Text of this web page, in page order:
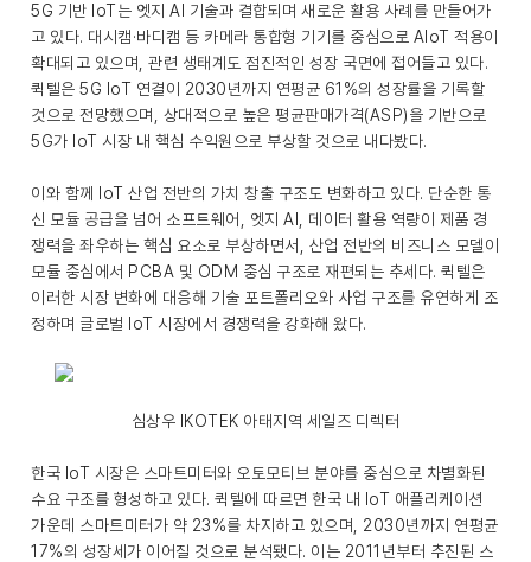
5G 기반 IoT는 엣지 AI 기술과 결합되며 새로운 활용 사례를 만들어가
고 있다. 대시캠·바디캠 등 카메라 통합형 기기를 중심으로 AIoT 적용이
확대되고 있으며, 관련 생태계도 점진적인 성장 국면에 접어들고 있다.
퀵텔은 5G IoT 연결이 2030년까지 연평균 61%의 성장률을 기록할
것으로 전망했으며, 상대적으로 높은 평균판매가격(ASP)을 기반으로
5G가 IoT 시장 내 핵심 수익원으로 부상할 것으로 내다봤다.
이와 함께 IoT 산업 전반의 가치 창출 구조도 변화하고 있다. 단순한 통
신 모듈 공급을 넘어 소프트웨어, 엣지 AI, 데이터 활용 역량이 제품 경
쟁력을 좌우하는 핵심 요소로 부상하면서, 산업 전반의 비즈니스 모델이
모듈 중심에서 PCBA 및 ODM 중심 구조로 재편되는 추세다. 퀵텔은
이러한 시장 변화에 대응해 기술 포트폴리오와 사업 구조를 유연하게 조
정하며 글로벌 IoT 시장에서 경쟁력을 강화해 왔다.
심상우 IKOTEK 아태지역 세일즈 디렉터
한국 IoT 시장은 스마트미터와 오토모티브 분야를 중심으로 차별화된
수요 구조를 형성하고 있다. 퀵텔에 따르면 한국 내 IoT 애플리케이션
가운데 스마트미터가 약 23%를 차지하고 있으며, 2030년까지 연평균
17%의 성장세가 이어질 것으로 분석됐다. 이는 2011년부터 추진된 스